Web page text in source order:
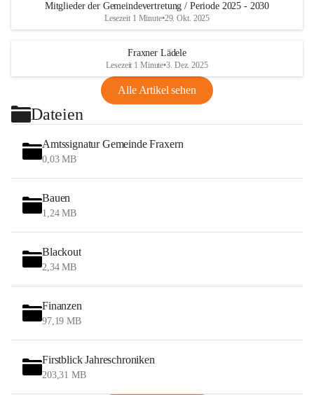
Mitglieder der Gemeindevertretung / Periode 2025 - 2030
Lesezeit 1 Minute•29. Okt. 2025
Fraxner Lädele
Lesezeit 1 Minute•3. Dez. 2025
Alle Artikel sehen
Dateien
Amtssignatur Gemeinde Fraxern
0,03 MB
Bauen
1,24 MB
Blackout
2,34 MB
Finanzen
97,19 MB
Firstblick Jahreschroniken
203,31 MB